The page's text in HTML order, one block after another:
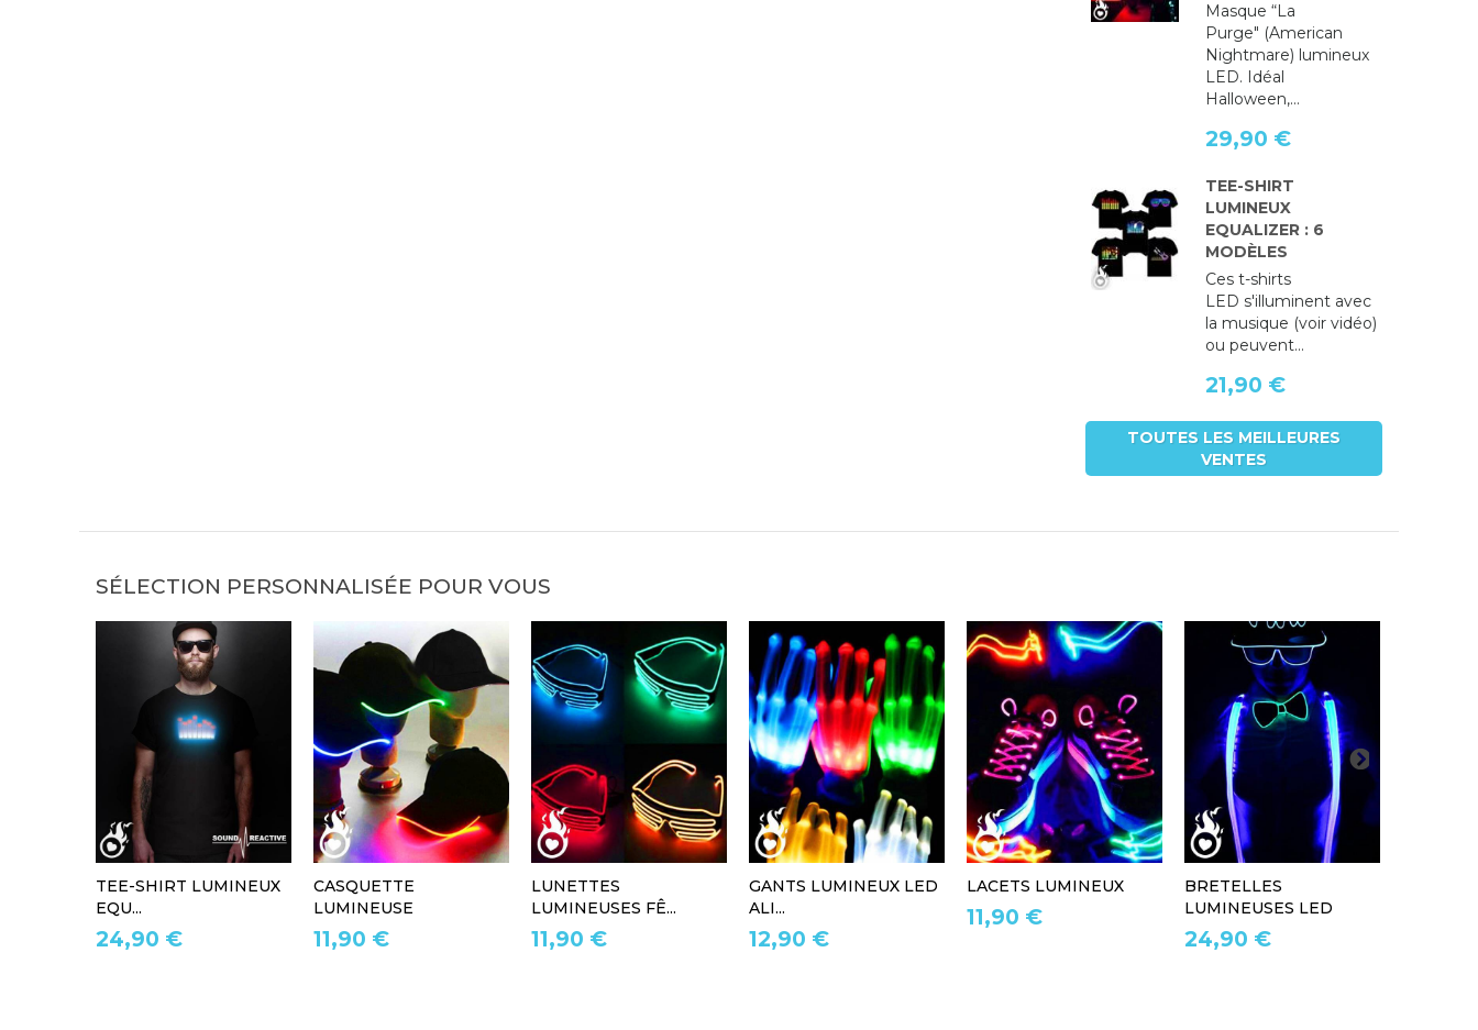
Masque “La
Purge" (American
Nightmare) lumineux
LED. Idéal
Halloween,...
29,90 €
TEE-SHIRT
LUMINEUX
EQUALIZER : 6
MODÈLES
Ces t-shirts
LED s'illuminent avec
la musique (voir vidéo)
ou peuvent...
21,90 €
TOUTES LES MEILLEURES
VENTES
SÉLECTION PERSONNALISÉE POUR VOUS
TEE-SHIRT LUMINEUX
EQU...
24,90 €
CASQUETTE
LUMINEUSE
11,90 €
LUNETTES
LUMINEUSES FÊ...
11,90 €
GANTS LUMINEUX LED
ALI...
12,90 €
LACETS LUMINEUX
11,90 €
BRETELLES
LUMINEUSES LED
24,90 €